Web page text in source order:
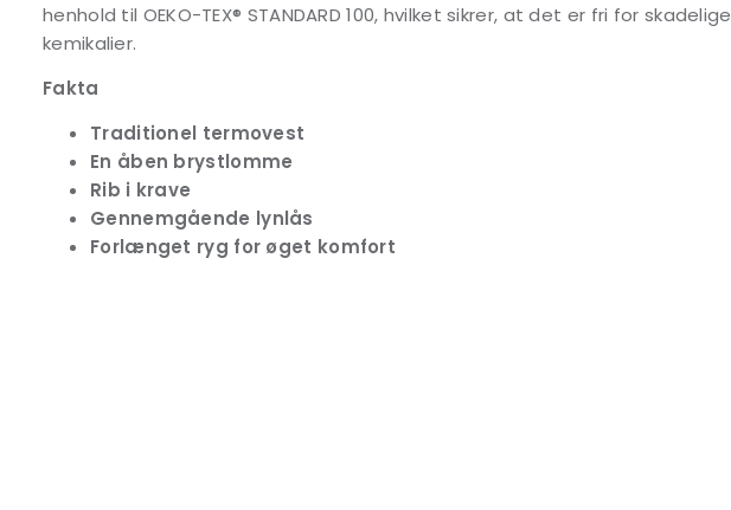
henhold til OEKO-TEX® STANDARD 100, hvilket sikrer, at det er fri for skadelige
kemikalier.
Fakta
Traditionel termovest
En åben brystlomme
Rib i krave
Gennemgående lynlås
Forlænget ryg for øget komfort